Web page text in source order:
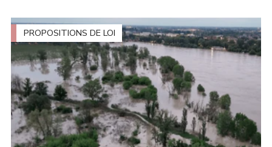
radios et de journaux, Michelle (...)
PROPOSITIONS DE LOI